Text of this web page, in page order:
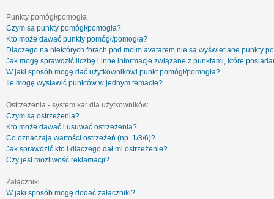
Punkty pomógł/pomogła
Czym są punkty pomógł/pomogła?
Kto może dawać punkty pomógł/pomogła?
Dlaczego na niektórych forach pod moim avatarem nie są wyświetlane punkty
Jak mogę sprawdzić liczbę i inne informacje związane z punktami, które
W jaki sposób mogę dać użytkownikowi punkt pomógł/pomogła?
Ile mogę wystawić punktów w jednym temacie?
Ostrzeżenia - system kar dla użytkowników
Czym są ostrzeżenia?
Kto może dawać i usuwać ostrzeżenia?
Co oznaczają wartości ostrzeżeń (np. 1/3/6)?
Jak sprawdzić kto i dlaczego dał mi ostrzeżenie?
Czy jest możliwość reklamacji?
Załączniki
W jaki sposób mogę dodać załączniki?